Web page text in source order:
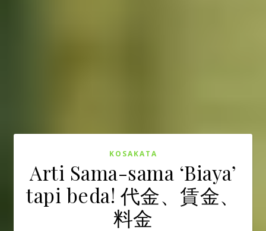
KOSAKATA
Arti Sama-sama ‘Biaya’
tapi beda! 代金、賃金、
料金